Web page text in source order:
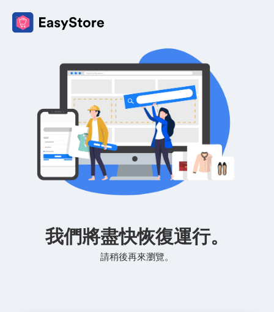
我們將盡快恢復運行。
請稍後再來瀏覽。